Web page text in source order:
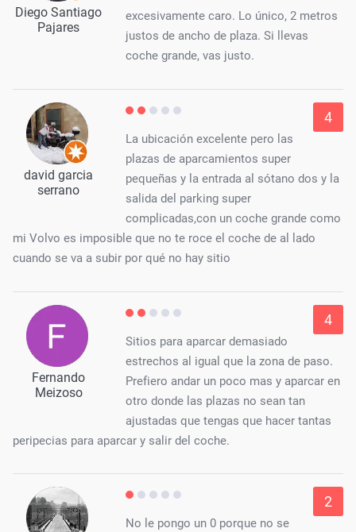
Diego Santiago
Pajares
excesivamente caro. Lo único, 2 metros
justos de ancho de plaza. Si llevas
coche grande, vas justo.
david garcia
serrano
4
La ubicación excelente pero las
plazas de aparcamientos super
pequeñas y la entrada al sótano dos y la
salida del parking super
complicadas,con un coche grande como
mi Volvo es imposible que no te roce el coche de al lado
cuando se va a subir por qué no hay sitio
Fernando
Meizoso
4
Sitios para aparcar demasiado
estrechos al igual que la zona de paso.
Prefiero andar un poco mas y aparcar en
otro donde las plazas no sean tan
ajustadas que tengas que hacer tantas
peripecias para aparcar y salir del coche.
2
No le pongo un 0 porque no se